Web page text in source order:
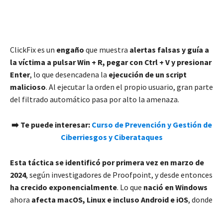
ClickFix es un engaño que muestra alertas falsas y guía a
la víctima a pulsar Win + R, pegar con Ctrl + V y presionar
Enter, lo que desencadena la ejecución de un script
malicioso. Al ejecutar la orden el propio usuario, gran parte
del filtrado automático pasa por alto la amenaza.
➡️ Te puede interesar: Curso de Prevención y Gestión de
Ciberriesgos y Ciberataques
Esta táctica se identificó por primera vez en marzo de
2024, según investigadores de Proofpoint, y desde entonces
ha crecido exponencialmente. Lo que nació en Windows
ahora afecta macOS, Linux e incluso Android e iOS, donde